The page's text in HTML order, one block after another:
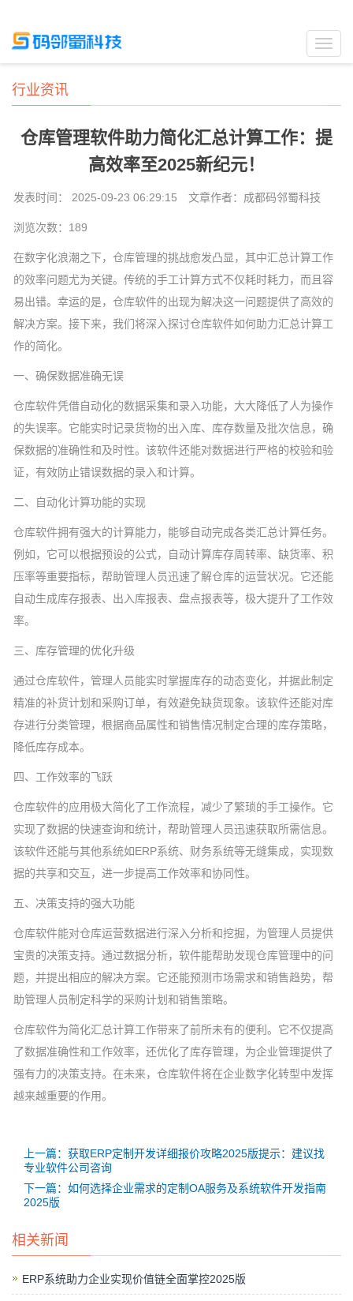
行业资讯
仓库管理软件助力简化汇总计算工作：提
高效率至2025新纪元！
发表时间： 2025-09-23 06:29:15 文章作者：成都码邻蜀科技
浏览次数： 189
在数字化浪潮之下，仓库管理的挑战愈发凸显，其中汇总计算工作
的效率问题尤为关键。传统的手工计算方式不仅耗时耗力，而且容
易出错。幸运的是，仓库软件的出现为解决这一问题提供了高效的
解决方案。接下来，我们将深入探讨仓库软件如何助力汇总计算工
作的简化。
一、确保数据准确无误
仓库软件凭借自动化的数据采集和录入功能，大大降低了人为操作
的失误率。它能实时记录货物的出入库、库存数量及批次信息，确
保数据的准确性和及时性。该软件还能对数据进行严格的校验和验
证，有效防止错误数据的录入和计算。
二、自动化计算功能的实现
仓库软件拥有强大的计算能力，能够自动完成各类汇总计算任务。
例如，它可以根据预设的公式，自动计算库存周转率、缺货率、积
压率等重要指标，帮助管理人员迅速了解仓库的运营状况。它还能
自动生成库存报表、出入库报表、盘点报表等，极大提升了工作效
率。
三、库存管理的优化升级
通过仓库软件，管理人员能实时掌握库存的动态变化，并据此制定
精准的补货计划和采购订单，有效避免缺货现象。该软件还能对库
存进行分类管理，根据商品属性和销售情况制定合理的库存策略，
降低库存成本。
四、工作效率的飞跃
仓库软件的应用极大简化了工作流程，减少了繁琐的手工操作。它
实现了数据的快速查询和统计，帮助管理人员迅速获取所需信息。
该软件还能与其他系统如ERP系统、财务系统等无缝集成，实现数
据的共享和交互，进一步提高工作效率和协同性。
五、决策支持的强大功能
仓库软件能对仓库运营数据进行深入分析和挖掘，为管理人员提供
宝贵的决策支持。通过数据分析，软件能帮助发现仓库管理中的问
题，并提出相应的解决方案。它还能预测市场需求和销售趋势，帮
助管理人员制定科学的采购计划和销售策略。
仓库软件为简化汇总计算工作带来了前所未有的便利。它不仅提高
了数据准确性和工作效率，还优化了库存管理，为企业管理提供了
强有力的决策支持。在未来，仓库软件将在企业数字化转型中发挥
越来越重要的作用。
上一篇：获取ERP定制开发详细报价攻略2025版提示：建议找
专业软件公司咨询
下一篇：如何选择企业需求的定制OA服务及系统软件开发指南
2025版
相关新闻
ERP系统助力企业实现价值链全面掌控2025版